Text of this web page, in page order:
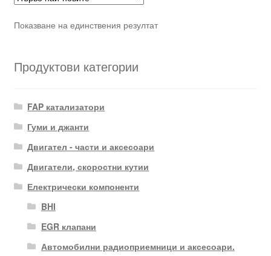
Показване на единствения резултат
Продуктови категории
FAP катализатори
Гуми и джанти
Двигател - части и аксесоари
Двигатели, скоростни кутии
Електрически компоненти
BHI
EGR клапани
Автомобилни радиоприемници и аксесоари.